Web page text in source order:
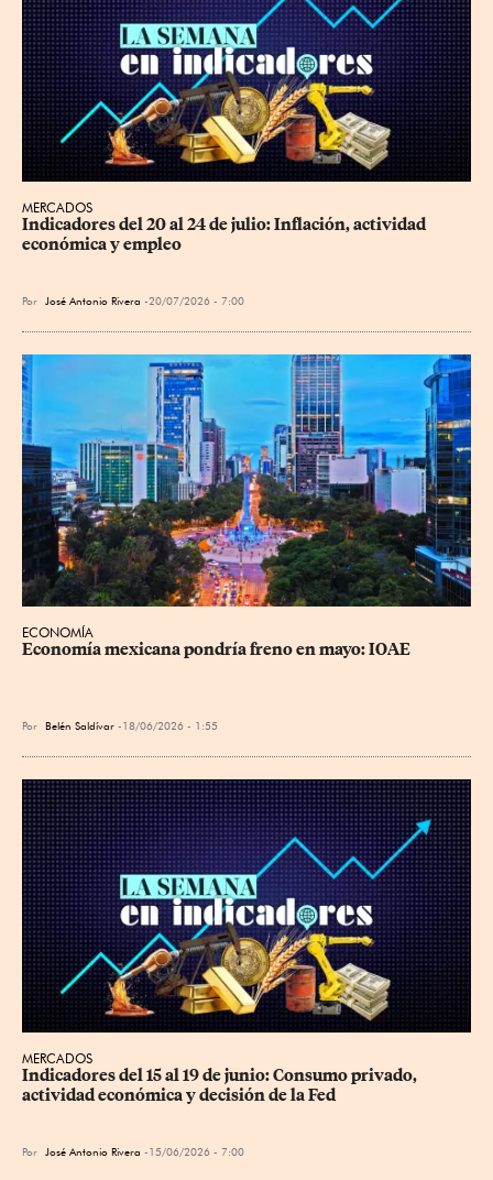
MERCADOS
Indicadores del 20 al 24 de julio: Inflación, actividad
económica y empleo
Por José Antonio Rivera 20/07/2026 - 7:00
ECONOMÍA
Economía mexicana pondría freno en mayo: IOAE
Por Belén Saldívar 18/06/2026 - 1:55
MERCADOS
Indicadores del 15 al 19 de junio: Consumo privado,
actividad económica y decisión de la Fed
Por José Antonio Rivera 15/06/2026 - 7:00